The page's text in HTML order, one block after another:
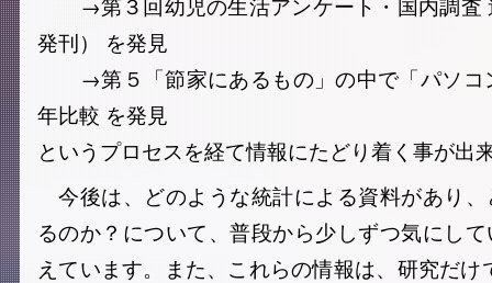
発刊） を発見
→第５「節家にあるもの」の中で「パソコ
年比較 を発見
というプロセスを経て情報にたどり着く事が出
今後は、どのような統計による資料があり
るのか？について、普段から少しずつ気にし
えています。また、これらの情報は、研究だけ